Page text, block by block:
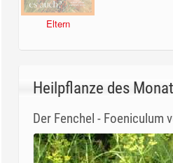
Heilpflanze des
Der Fenchel - Foeniculum